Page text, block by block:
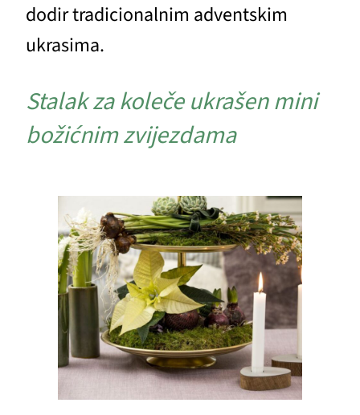
dodir tradicionalnim adventskim
ukrasima.
Stalak za koleče ukrašen mini
božićnim zvijezdama